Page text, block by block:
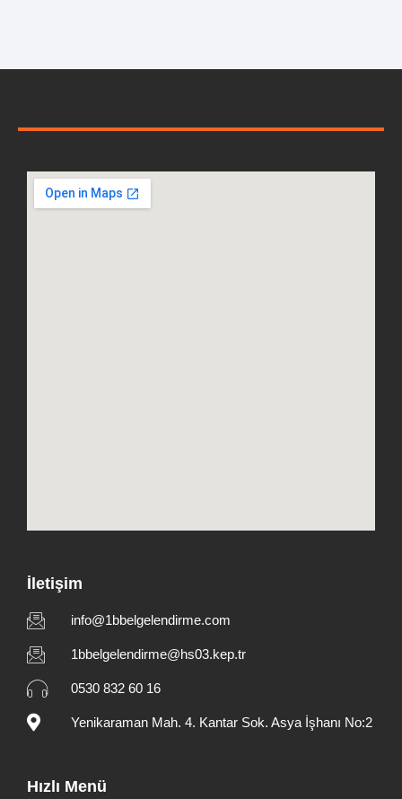
İletişim
info@1bbelgelendirme.com
1bbelgelendirme@hs03.kep.tr
0530 832 60 16
Yenikaraman Mah. 4. Kantar Sok. Asya İşhanı No:2
Hızlı Menü